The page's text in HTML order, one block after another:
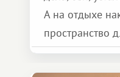
А на отдыхе
пространство
сделать для
особенное. Не